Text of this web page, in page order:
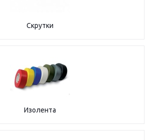
Скрутки
Изолента